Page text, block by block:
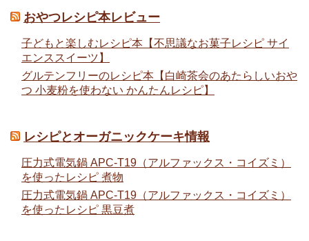
おやつレシピ本レビュー
子どもと楽しむレシピ本【不思議なお菓子レシピ サイ
エンススイーツ】
グルテンフリーのレシピ本【白崎茶会のあたらしいおや
つ 小麦粉を使わない かんたんレシピ】
レシピとオーガニックケーキ情報
圧力式電気鍋 APC-T19（アルファックス・コイズミ）
を使ったレシピ 煮物
圧力式電気鍋 APC-T19（アルファックス・コイズミ）
を使ったレシピ 黒豆煮